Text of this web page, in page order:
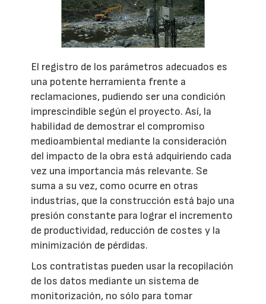
El registro de los parámetros adecuados es
una potente herramienta frente a
reclamaciones, pudiendo ser una condición
imprescindible según el proyecto. Así, la
habilidad de demostrar el compromiso
medioambiental mediante la consideración
del impacto de la obra está adquiriendo cada
vez una importancia más relevante. Se
suma a su vez, como ocurre en otras
industrias, que la construcción está bajo una
presión constante para lograr el incremento
de productividad, reducción de costes y la
minimización de pérdidas.
Los contratistas pueden usar la recopilación
de los datos mediante un sistema de
monitorización, no sólo para tomar